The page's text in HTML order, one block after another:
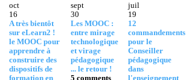
oct
16
A très bientôt
sur eLearn2 !
le MOOC pour
apprendre à
construire des
dispositifs de
formation en
sept
30
Les MOOC :
entre mirage
technologique
et virage
pédagogique
... le retour !
5 comments
juil
19
12
commandements
pour le
Conseiller
pédagogique
dans
l'enseignement